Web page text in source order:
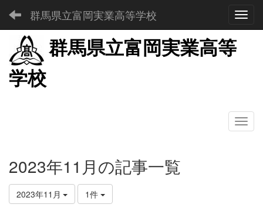
群馬県立富岡実業高等学校
群馬県立富岡実業高等
学校
2023年11月の記事一覧
2023年11月 1件